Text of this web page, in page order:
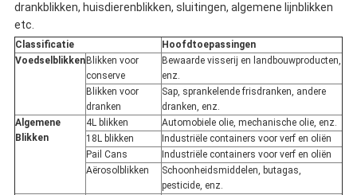
drankblikken, huisdierenblikken, sluitingen, algemene lijnblikken
etc.
Classificatie
Hoofdtoepassingen
Voedselblikken Blikken voor
conserve
Bewaarde visserij en landbouwproducten,
enz.
Blikken voor
dranken
Sap, sprankelende frisdranken, andere
dranken, enz.
Algemene
Blikken
4L blikken
Automobiele olie, mechanische olie, enz.
18L blikken
Industriële containers voor verf en oliën
Pail Cans
Industriële containers voor verf en oliën
Aërosolblikken
Schoonheidsmiddelen, butagas,
pesticide, enz.